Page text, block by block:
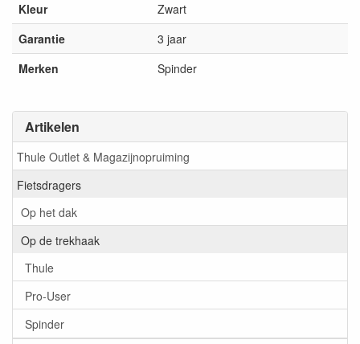
Artikelen
Thule Outlet & Magazijnopruiming
Fietsdragers
Op het dak
Op de trekhaak
Thule
Pro-User
Spinder
Kleur
Zwart
Garantie
3 jaar
Merken
Spinder